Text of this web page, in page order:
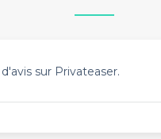
sur Privateaser.